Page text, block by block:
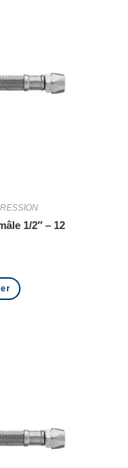
1/2″ – 12